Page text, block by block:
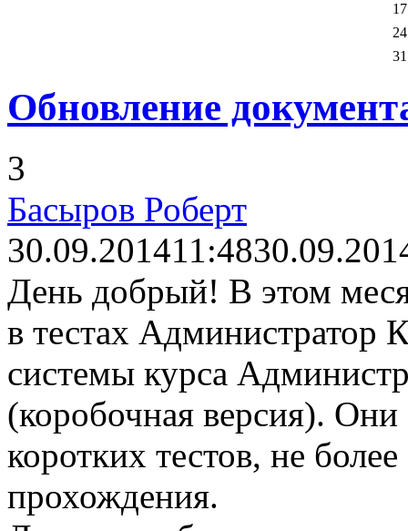
17
24
31
Обновление
3
Басыров Роберт
30.09.201411:48
День добрый! В этом
в тестах Администратор
системы курса
(коробочная версия).
коротких тестов, не
прохождения.